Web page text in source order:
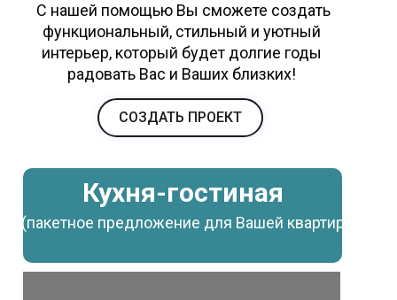
С нашей помощью Вы сможете создать
функциональный, стильный и уютный
интерьер, который будет долгие годы
радовать Вас и Ваших близких!
СОЗДАТЬ ПРОЕКТ
(пакетное предложение для Вашей квартиры)
Кухня-гостиная